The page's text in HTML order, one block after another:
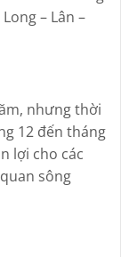
– Lân –
nhưng thời
12 đến tháng
lợi cho các
sông